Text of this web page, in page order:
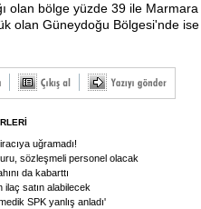
olan bölge yüzde 39 ile
olan Güneydoğu Bölgesi'nde
uğramadı!
sözleşmeli personel olacak
da kabarttı
ilaç satın alabilecek
SPK yanlış anladı'